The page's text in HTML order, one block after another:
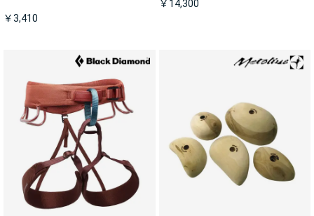
￥3,410
￥14,300